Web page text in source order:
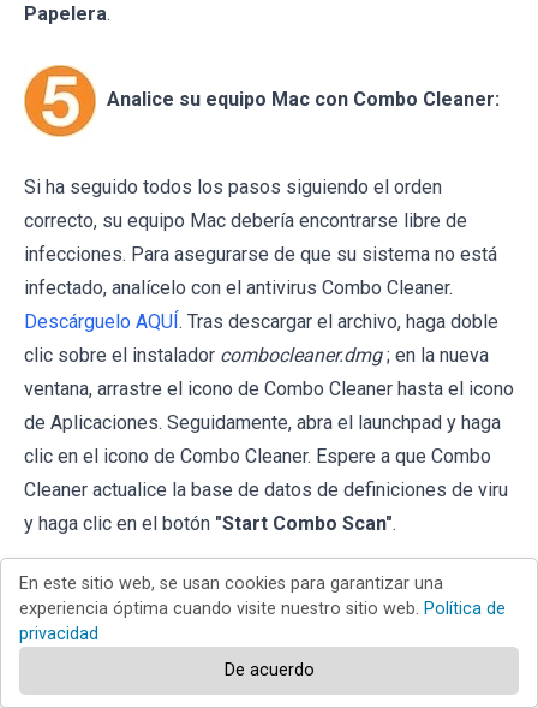
Papelera.
Analice su equipo Mac con Combo Cleaner:
Si ha seguido todos los pasos siguiendo el orden
correcto, su equipo Mac debería encontrarse libre de
infecciones. Para asegurarse de que su sistema no está
infectado, analícelo con el antivirus Combo Cleaner.
Descárguelo AQUÍ . Tras descargar el archivo, haga doble
clic sobre el instalador combocleaner.dmg ; en la nueva
ventana, arrastre el icono de Combo Cleaner hasta el icono
de Aplicaciones. Seguidamente, abra el launchpad y haga
clic en el icono de Combo Cleaner. Espere a que Combo
Cleaner actualice la base de datos de definiciones de viru
y haga clic en el botón "Start Combo Scan".
En este sitio web, se usan cookies para garantizar una
experiencia óptima cuando visite nuestro sitio web. Política de
privacidad
De acuerdo